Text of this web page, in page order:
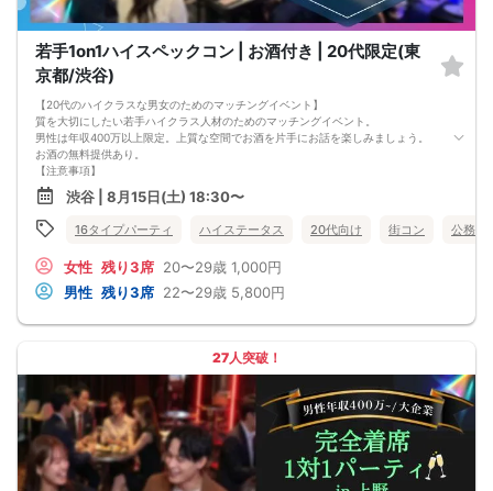
若手1on1ハイスペックコン | お酒付き | 20代限定(東
京都/渋谷)
【20代のハイクラスな男女のためのマッチングイベント】
質を大切にしたい若手ハイクラス人材のためのマッチングイベント。
男性は年収400万以上限定。上質な空間でお酒を片手にお話を楽しみましょう。
お酒の無料提供あり。
【注意事項】
■当日の持ち物
・公的身分証明書 ※ご提示いただけない方はご参加いただけません
■留意事項
・最善を尽くしておりますが、やむを得ない事情（ご予約者様の当日キャンセル
交通費等の補償は致しかねますのであらかじめご了承ください。
・当日は時間に余裕をもってお越しください。10分以上の遅刻はご参加をお断り
する場合がございます。
パーティ開始2時間前まで
■飲食
アルコール/ソフトドリンク付き
渋谷 | 8月15日(土) 18:30〜
16タイプパーティ ハイステータス 20代向け 街コン 公務員
女性 残り3席 20〜29歳 1,000円
男性 残り3席 22〜29歳 5,800円
27人突破！